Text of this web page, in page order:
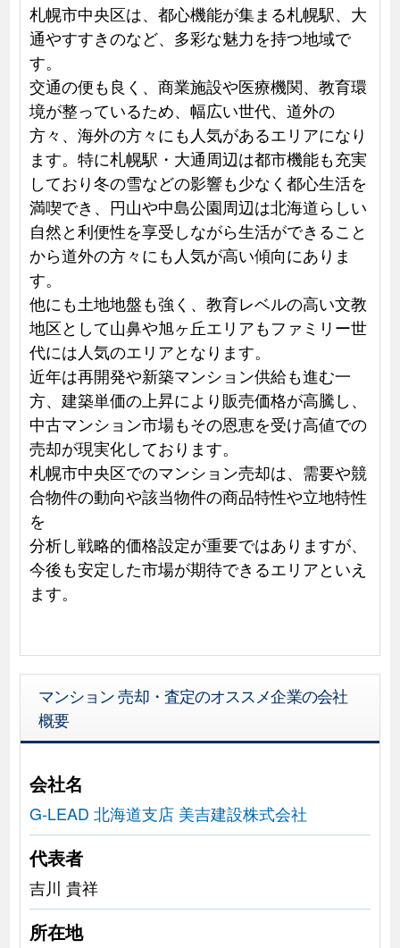
札幌市中央区は、都心機能が集まる札幌駅、大
通やすすきのなど、多彩な魅力を持つ地域で
す。
交通の便も良く、商業施設や医療機関、教育環
境が整っているため、幅広い世代、道外の
方々、海外の方々にも人気があるエリアになり
ます。特に札幌駅・大通周辺は都市機能も充実
しており冬の雪などの影響も少なく都心生活を
満喫でき、円山や中島公園周辺は北海道らしい
自然と利便性を享受しながら生活ができること
から道外の方々にも人気が高い傾向にありま
す。
他にも土地地盤も強く、教育レベルの高い文教
地区として山鼻や旭ヶ丘エリアもファミリー世
代には人気のエリアとなります。
近年は再開発や新築マンション供給も進む一
方、建築単価の上昇により販売価格が高騰し、
中古マンション市場もその恩恵を受け高値での
売却が現実化しております。
札幌市中央区でのマンション売却は、需要や競
合物件の動向や該当物件の商品特性や立地特性
を
分析し戦略的価格設定が重要ではありますが、
今後も安定した市場が期待できるエリアといえ
ます。
マンション 売却・査定のオススメ企業の会社
概要
会社名
G-LEAD 北海道支店 美吉建設株式会社
代表者
吉川 貴祥
所在地